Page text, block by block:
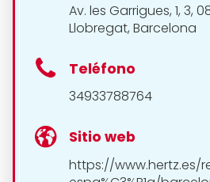
Av. les Garrigues, 1, 3,
Llobregat, Barcelona
Teléfono
34933788764
Sitio web
https://